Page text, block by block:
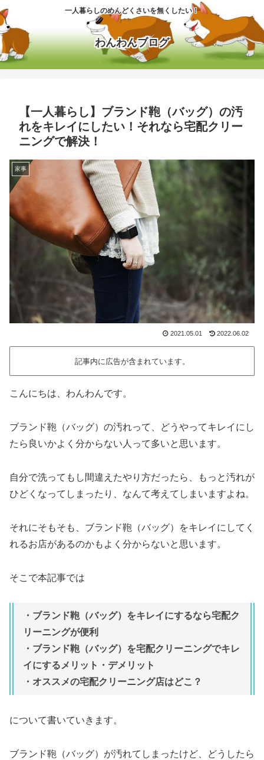
一人暮らしのめんどくさいを無くしたい！
わんわんブログ
【一人暮らし】ブランド鞄（バッグ）の汚
れをキレイにしたい！それなら宅配クリー
ニングで解決！
家事
2021.05.01 2022.06.02
記事内に広告が含まれています。
こんにちは、わんわんです。
ブランド鞄（バッグ）の汚れって、どうやってキレイにし
たら良いかよく分からない人って多いと思います。
自分で洗ってもし間違えたやり方だったら、もっと汚れが
ひどくなってしまったり、なんて考えてしまいますよね。
それにそもそも、ブランド鞄（バッグ）をキレイにしてく
れるお店があるのかもよく分からないと思います。
そこで本記事では
・ブランド鞄（バッグ）をキレイにするなら宅配ク
リーニングが便利
・ブランド鞄（バッグ）を宅配クリーニングでキレ
イにするメリット・デメリット
・オススメの宅配クリーニング店はどこ？
について書いていきます。
ブランド鞄（バッグ）が汚れてしまったけど、どうしたら